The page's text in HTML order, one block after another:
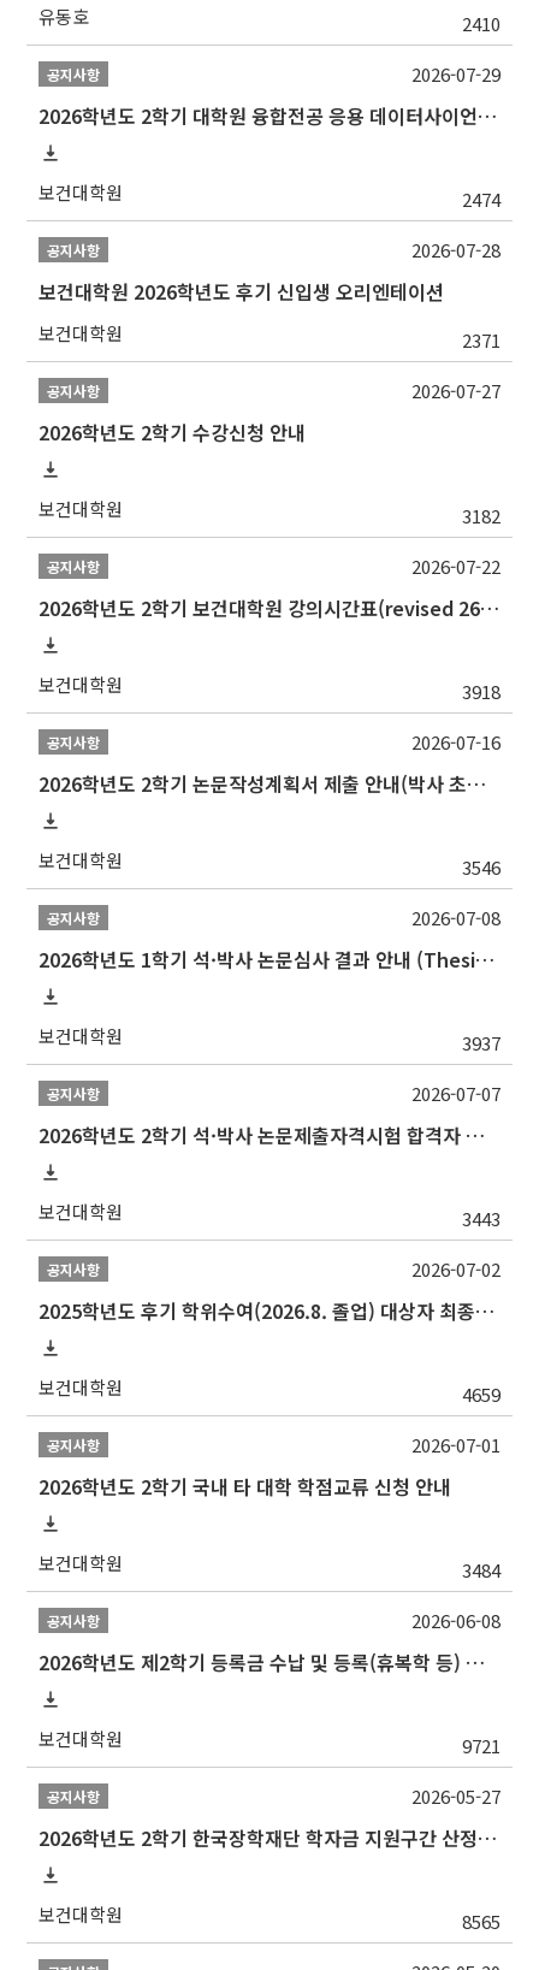
유동호 2410
공지사항
2026학년도 2학기 대학원 융합전공 응용 데이터사이언스 선발 계획 알림
보건대학원 2474
2026-07-29
공지사항
보건대학원 2026학년도 후기 신입생 오리엔테이션
보건대학원 2371
2026-07-28
공지사항
2026학년도 2학기 수강신청 안내
보건대학원 3182
2026-07-27
공지사항
2026학년도 2학기 보건대학원 강의시간표(revised 260803)(2026 2nd SEMESTER SNU GSPH TIMETABLE)
보건대학원 3918
2026-07-22
공지사항
2026학년도 2학기 논문작성계획서 제출 안내(박사 초심 일정 포함)_Thesis Proposal
보건대학원 3546
2026-07-16
공지사항
2026학년도 1학기 석·박사 논문심사 결과 안내 (Thesis Defense Result)
보건대학원 3937
2026-07-08
공지사항
2026학년도 2학기 석·박사 논문제출자격시험 합격자 공고(TSQ Exam Result)
보건대학원 3443
2026-07-07
공지사항
2025학년도 후기 학위수여(2026.8. 졸업) 대상자 최종인준 논문 제출 안내
보건대학원 4659
2026-07-02
공지사항
2026학년도 2학기 국내 타 대학 학점교류 신청 안내
보건대학원 3484
2026-07-01
공지사항
2026학년도 제2학기 등록금 수납 및 등록(휴복학 등) 일정 안내
보건대학원 9721
2026-06-08
공지사항
2026학년도 2학기 한국장학재단 학자금 지원구간 산정 신청 안내
보건대학원 8565
2026-05-27